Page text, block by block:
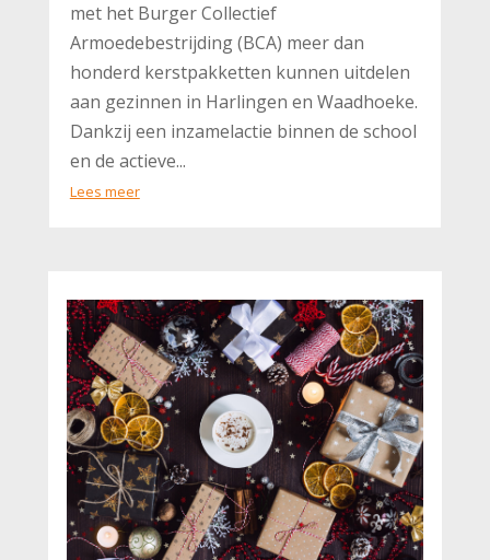
met het Burger Collectief
Armoedebestrijding (BCA) meer dan
honderd kerstpakketten kunnen uitdelen
aan gezinnen in Harlingen en Waadhoeke.
Dankzij een inzamelactie binnen de school
en de actieve...
Lees meer